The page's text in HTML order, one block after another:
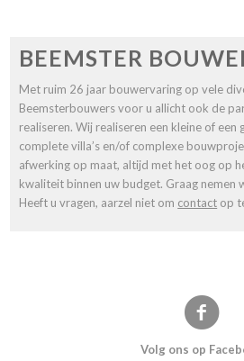
BEEMSTER
Met ruim 26 jaar bouwervaring op vele
Beemsterbouwers voor u allicht ook de
realiseren. Wij realiseren een kleine of
complete villa’s en/of complexe
afwerking op maat, altijd met het oog op
kwaliteit binnen uw budget. Graag nemen
Heeft u vragen, aarzel niet om contact op
Volg ons op